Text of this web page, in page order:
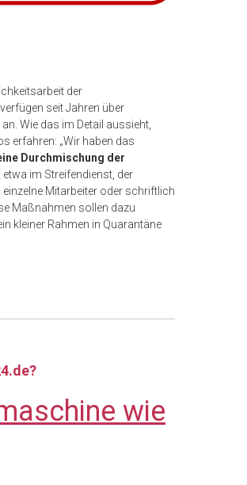
der
seit Jahren über
Wie das im Detail aussieht,
erfahren: „Wir haben das
Durchmischung der
im Streifendienst, der
Mitarbeiter oder schriftlich
Maßnahmen sollen dazu
kleiner Rahmen in Quarantäne
wie